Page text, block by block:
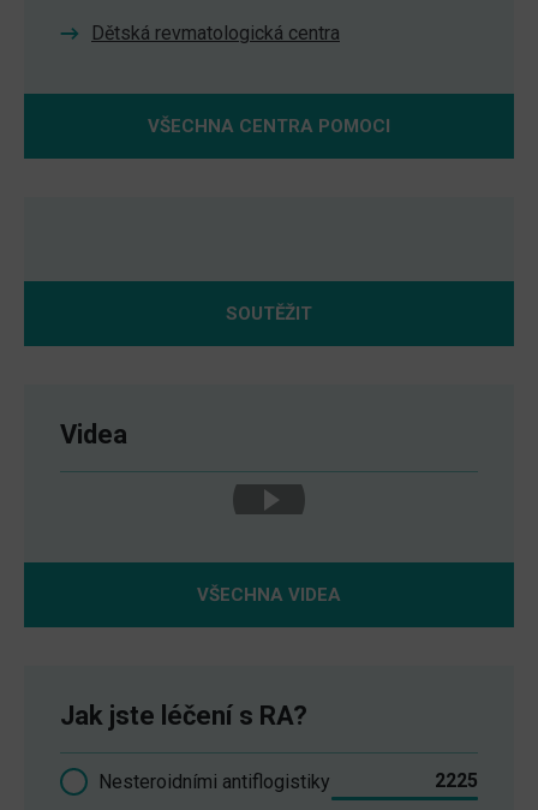
Dětská revmatologická centra
VŠECHNA CENTRA POMOCI
SOUTĚŽIT
Videa
VŠECHNA VIDEA
Jak jste léčení s RA?
Nesteroidními antiflogistiky 2225